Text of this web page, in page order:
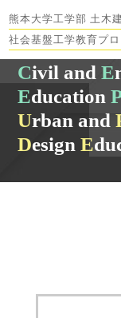
熊本大学工学部 土木
社会基盤工学教育プ
Civil andE
Education
Urban and
DesignE